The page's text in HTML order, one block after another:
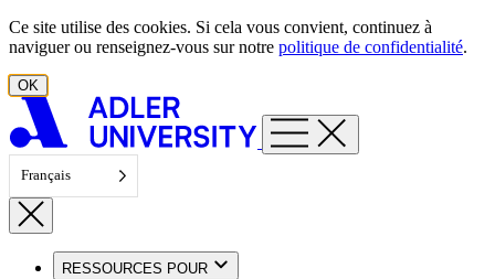
Aller au contenu
Ce site utilise des cookies. Si cela vous convient, continuez à
naviguer ou renseignez-vous sur notre politique de confidentialité.
OK
Français
RESSOURCES POUR